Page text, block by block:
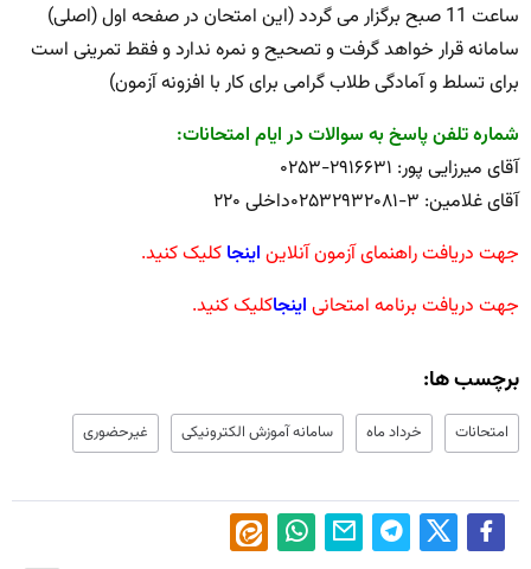
ساعت 11 صبح برگزار می گردد (این امتحان در صفحه اول (اصلی)
سامانه قرار خواهد گرفت و تصحیح و نمره ندارد و فقط تمرینی است
برای تسلط و آمادگی طلاب گرامی برای کار با افزونه آزمون)
شماره تلفن پاسخ به سوالات در ایام امتحانات:
آقای میرزایی پور: ۲۹۱۶۶۳۱-۰۲۵۳
آقای غلامین: ۳-۰۲۵۳۲۹۳۲۰۸۱داخلی ۲۲۰
جهت دریافت راهنمای آزمون آنلاین اینجا کلیک کنید.
جهت دریافت برنامه امتحانی اینجاکلیک کنید.
برچسب ها:
امتحانات خرداد ماه سامانه آموزش الکترونیکی غیرحضوری